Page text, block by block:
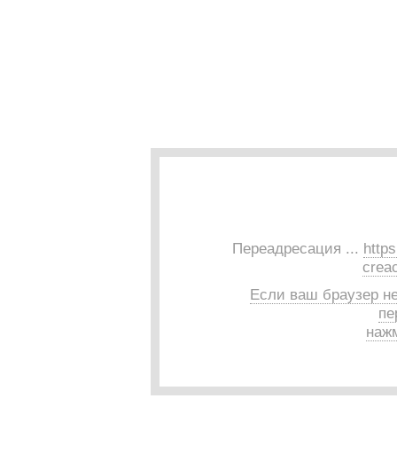
Переадресация ...
Если ваш браузер